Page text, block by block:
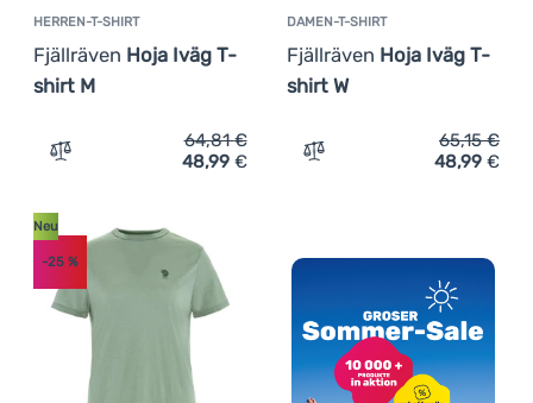
HERREN-T-SHIRT
Fjällräven Hoja Iväg T-
shirt M
Zum Vergleich 'Herren-T-Shirt Fjällräven Hoja Iväg T-
64,81€
48,99 €
DAMEN-T-SHIRT
Fjällräven Hoja Iväg T-
shirt W
Zum Vergleich 'Damen-
65,15€
48,99 €
Neu
-25 %